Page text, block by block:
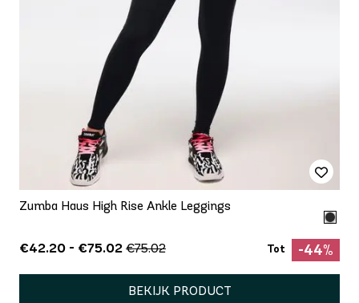
Zumba Haus High Rise Ankle Leggings
€42.20 - €75.02 €75.02 Tot -44%
BEKIJK PRODUCT